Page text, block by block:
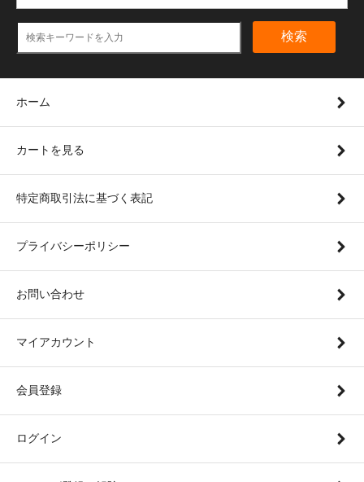
検索
ホーム
カートを見る
特定商取引法に基づく表記
プライバシーポリシー
お問い合わせ
マイアカウント
会員登録
ログイン